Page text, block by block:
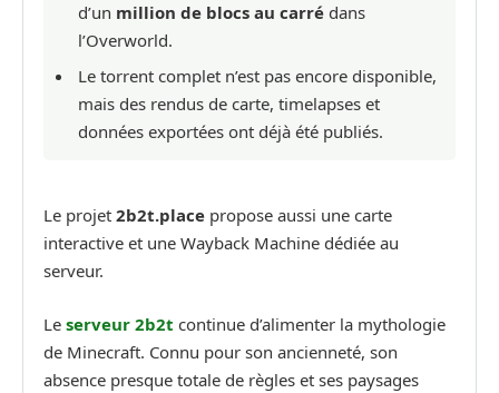
d’un million de blocs au carré dans
l’Overworld.
Le torrent complet n’est pas encore disponible,
mais des rendus de carte, timelapses et
données exportées ont déjà été publiés.
Le projet 2b2t.place propose aussi une carte
interactive et une Wayback Machine dédiée au
serveur.
Le serveur 2b2t continue d’alimenter la mythologie
de Minecraft. Connu pour son ancienneté, son
absence presque totale de règles et ses paysages